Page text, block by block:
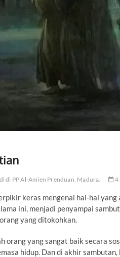
di PP Al-Amien Prenduan, Madura. 4
keras mengenai hal-hal
ini, menjadi penyampai
yang ditokohkan.
orang yang sangat baik secara
hidup. Dan di akhir